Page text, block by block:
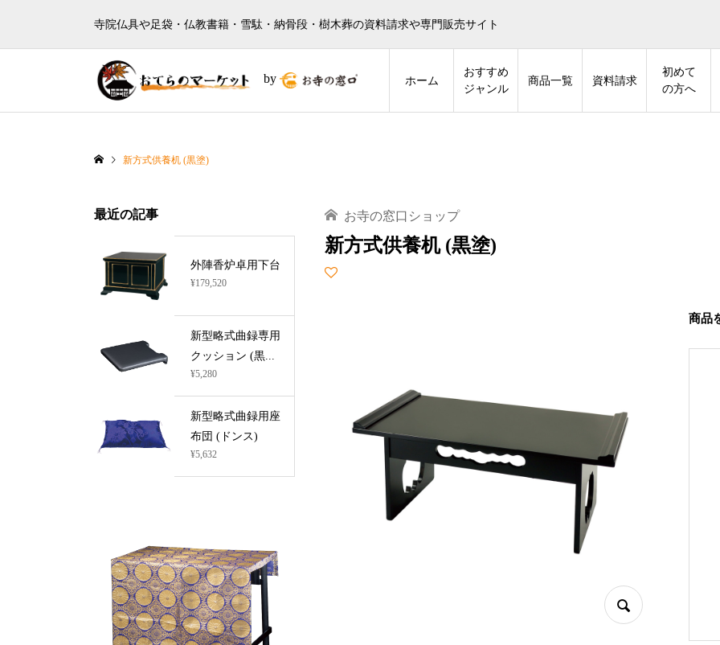
寺院仏具や足袋・仏教書籍・雪駄・納骨段・樹木葬の資料請求や専門販売サイト
by ホーム
おすすめ
ジャンル
商品一覧 資料請求
初めて
の方へ
新方式供養机 (黒塗)
お寺の窓口ショップ
新方式供養机 (黒塗)
商品
最近の記事
外陣香炉卓用下台
¥179,520
新型略式曲録専用
クッション (黒...
¥5,280
新型略式曲録用座
布団 (ドンス)
¥5,632